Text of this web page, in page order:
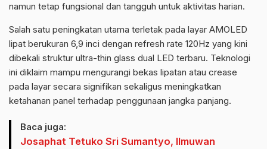
namun tetap fungsional dan tangguh untuk aktivitas harian.
Salah satu peningkatan utama terletak pada layar AMOLED
lipat berukuran 6,9 inci dengan refresh rate 120Hz yang kini
dibekali struktur ultra-thin glass dual LED terbaru. Teknologi
ini diklaim mampu mengurangi bekas lipatan atau crease
pada layar secara signifikan sekaligus meningkatkan
ketahanan panel terhadap penggunaan jangka panjang.
Baca juga:
Josaphat Tetuko Sri Sumantyo, Ilmuwan